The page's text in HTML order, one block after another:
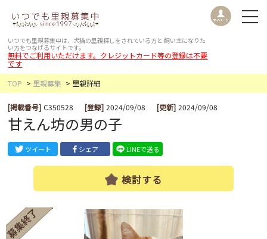
いつでも里親募集中は、犬猫の里親探しをされている方と 飼い主になりた
い方をつなげるサイトです。
無料でご利用いただけます。クレジットカード等の登録は不要
です
TOP
里親募集 里親詳細
[掲載番号] C350528 [登録] 2024/09/08 [更新] 2024/09/08
甘えん坊の男の子
ツイート シェア LINEで送る
検討する